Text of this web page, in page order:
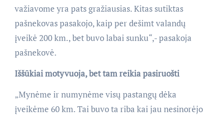
važiavome yra pats gražiausias. Kitas sutiktas
pašnekovas pasakojo, kaip per dešimt valandų
įveikė 200 km., bet buvo labai sunku“,- pasakoja
pašnekovė.
Iššūkiai motyvuoja, bet tam reikia pasiruošti
„Mynėme ir numynėme visų pastangų dėka
įveikėme 60 km. Tai buvo ta riba kai jau nesinorėjo